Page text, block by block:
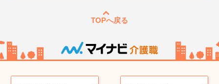
TOPへ戻る